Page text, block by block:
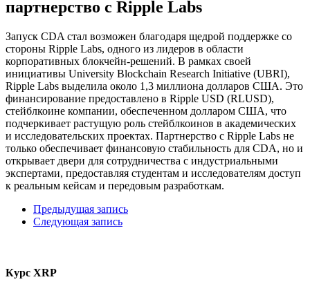
партнерство с Ripple Labs
Запуск CDA стал возможен благодаря щедрой поддержке со
стороны Ripple Labs, одного из лидеров в области
корпоративных блокчейн-решений. В рамках своей
инициативы University Blockchain Research Initiative (UBRI),
Ripple Labs выделила около 1,3 миллиона долларов США. Это
финансирование предоставлено в Ripple USD (RLUSD),
стейблкоине компании, обеспеченном долларом США, что
подчеркивает растущую роль стейблкоинов в академических
и исследовательских проектах. Партнерство с Ripple Labs не
только обеспечивает финансовую стабильность для CDA, но и
открывает двери для сотрудничества с индустриальными
экспертами, предоставляя студентам и исследователям доступ
к реальным кейсам и передовым разработкам.
Предыдущая запись
Следующая запись
Курс XRP